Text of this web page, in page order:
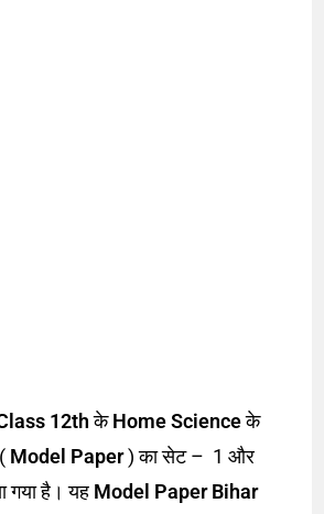
12thकेHome Scienceके
Model Paper) का सेट – 1 और
गया है। यह Model Paper Bihar